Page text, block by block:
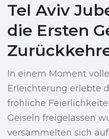
Tel Aviv
die Ersten
In einem Moment
Erleichterung erlebte
fröhliche
Geiseln freigelassen
versammelten sich